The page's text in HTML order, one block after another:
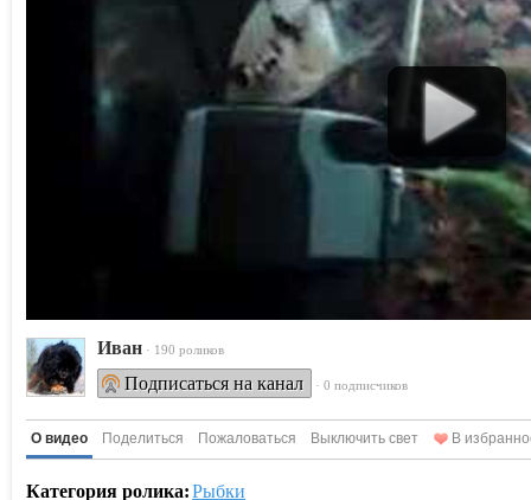
Ивaн · 190 роликов
Подписаться на канал · 0 подписчиков
О видео Поделиться Пожаловаться Выключить свет В
Категория ролика:Рыбки